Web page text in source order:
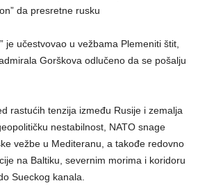
da presretne rusku
je učestvovao u vežbama Plemeniti štit,
Gorškova odlučeno da se pošalju
rastućih tenzija između Rusije i zemalja
nestabilnost, NATO snage
vežbe u Mediteranu, a takođe redovno
na Baltiku, severnim morima i koridoru
Sueckog kanala.